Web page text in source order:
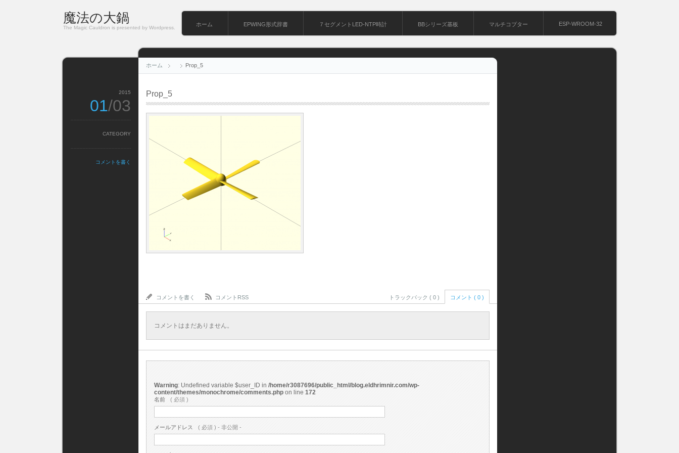
魔法の大鍋
The Magic Cauldron is presented by Wordpress.
ホーム EPWING形式辞書 ７セグメントLED-NTP時計 BBシリーズ基板 マルチコプター ESP-WROOM-32
ホーム Prop_5
Prop_5
2015
01/03
CATEGORY
コメントを書く
コメントを書く コメントRSS トラックバック ( 0 ) コメント ( 0 )
コメントはまだありません。
Warning : Undefined variable $user_ID in/home/r3087696/public_html/blog.eldhrimnir.com/wp-
content/themes/monochrome/comments.phpon line172
名前 ( 必須 )
メールアドレス ( 必須 ) - 非公開 -